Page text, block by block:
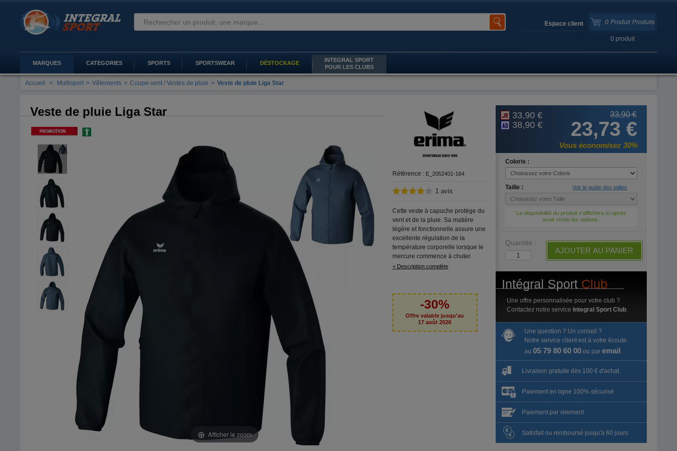
0 Produit Produits
0 produit
Espace client
MARQUES CATEGORIES SPORTS SPORTSWEAR DÉSTOCKAGE
INTEGRAL SPORT
POUR LES CLUBS
Accueil > Multisport > Vêtements > Coupe-vent / Vestes de pluie > Veste de pluie Liga Star
Veste de pluie Liga Star
Afficher le zoom
Référence : E_2052401-164
1 avis
Cette veste à capuche protège du
vent et de la pluie. Sa matière
légère et fonctionnelle assure une
excellente régulation de la
température corporelle lorsque le
mercure commence à chuter.
+ Description complète
-30%
Offre valable jusqu'au
17 août 2026
33,90 €
38,90 €
33,90 €
23,73 €
Vous économisez 30%
Coloris :
Taille : Voir le guide des tailles
La disponibilité du produit s'affichera ici après
avoir choisi les options.
Quantité :
AJOUTER AU PANIER
Intégral Sport Club
Une offre personnalisée pour votre club ?
Contactez notre service Integral Sport Club.
Une question ? Un conseil ?
Notre service client est à votre écoute.
au 05 79 80 60 00ou par email
Livraison gratuite dès 100 € d'achat.
Paiement en ligne 100% sécurisé
Paiement par virement
Satisfait ou remboursé jusqu'à 60 jours